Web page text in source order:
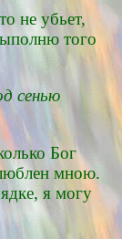
не убьет,
того
сенью
Бог
мною.
я могу